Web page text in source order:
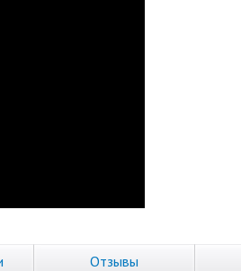
Отзывы